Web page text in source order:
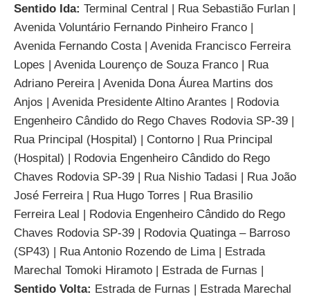
Sentido Ida: Terminal Central | Rua Sebastião Furlan |
Avenida Voluntário Fernando Pinheiro Franco |
Avenida Fernando Costa | Avenida Francisco Ferreira
Lopes | Avenida Lourenço de Souza Franco | Rua
Adriano Pereira | Avenida Dona Áurea Martins dos
Anjos | Avenida Presidente Altino Arantes | Rodovia
Engenheiro Cândido do Rego Chaves Rodovia SP-39 |
Rua Principal (Hospital) | Contorno | Rua Principal
(Hospital) | Rodovia Engenheiro Cândido do Rego
Chaves Rodovia SP-39 | Rua Nishio Tadasi | Rua João
José Ferreira | Rua Hugo Torres | Rua Brasilio
Ferreira Leal | Rodovia Engenheiro Cândido do Rego
Chaves Rodovia SP-39 | Rodovia Quatinga – Barroso
(SP43) | Rua Antonio Rozendo de Lima | Estrada
Marechal Tomoki Hiramoto | Estrada de Furnas |
Sentido Volta: Estrada de Furnas | Estrada Marechal